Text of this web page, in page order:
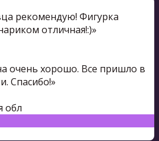
рекомендую! Фигурка
отличная!:)»
очень хорошо. Все пришло в
Спасибо!»
обл